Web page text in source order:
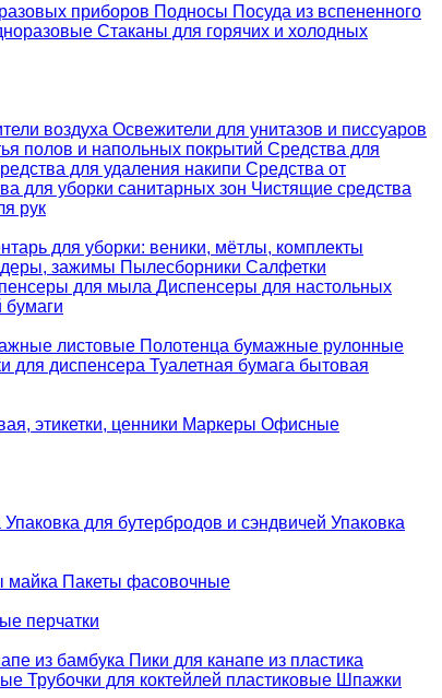
приборов Подносы Посуда из вспененного
Стаканы для горячих и холодных
воздуха Освежители для унитазов и писсуаров
полов и напольных покрытий Средства для
для удаления накипи Средства от
для уборки санитарных зон Чистящие средства
рук
для уборки: веники, мётлы, комплекты
зажимы Пылесборники Салфетки
для мыла Диспенсеры для настольных
бумаги
листовые Полотенца бумажные рулонные
для диспенсера Туалетная бумага бытовая
этикетки, ценники Маркеры Офисные
Упаковка для бутербродов и сэндвичей Упаковка
майка Пакеты фасовочные
перчатки
из бамбука Пики для канапе из пластика
Трубочки для коктейлей пластиковые Шпажки